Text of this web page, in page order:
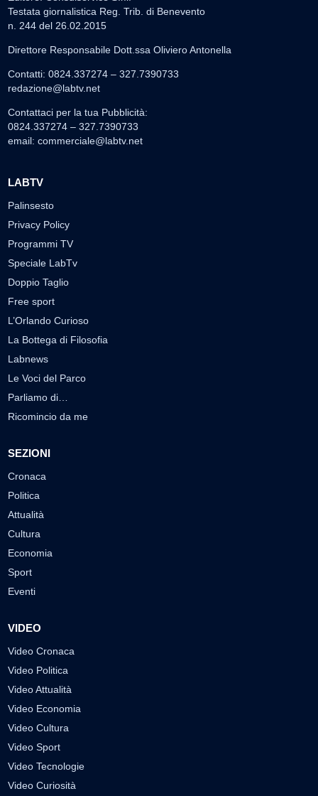
Testata giornalistica Reg. Trib. di Benevento
n. 244 del 26.02.2015
Direttore Responsabile Dott.ssa Oliviero Antonella
Contatti: 0824.337274 – 327.7390733
redazione@labtv.net
Contattaci per la tua Pubblicità:
0824.337274 – 327.7390733
email: commerciale@labtv.net
LABTV
Palinsesto
Privacy Policy
Programmi TV
Speciale LabTv
Doppio Taglio
Free sport
L’Orlando Curioso
La Bottega di Filosofia
Labnews
Le Voci del Parco
Parliamo di…
Ricomincio da me
SEZIONI
Cronaca
Politica
Attualità
Cultura
Economia
Sport
Eventi
VIDEO
Video Cronaca
Video Politica
Video Attualità
Video Economia
Video Cultura
Video Sport
Video Tecnologie
Video Curiosità